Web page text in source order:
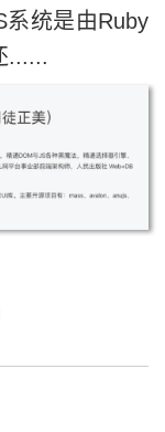
统是由Ruby
......